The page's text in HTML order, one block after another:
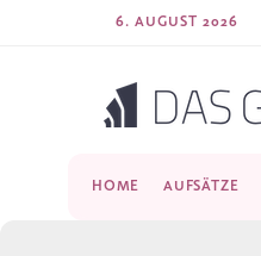
6. AUGUST 2026
HOME AUFSÄTZE